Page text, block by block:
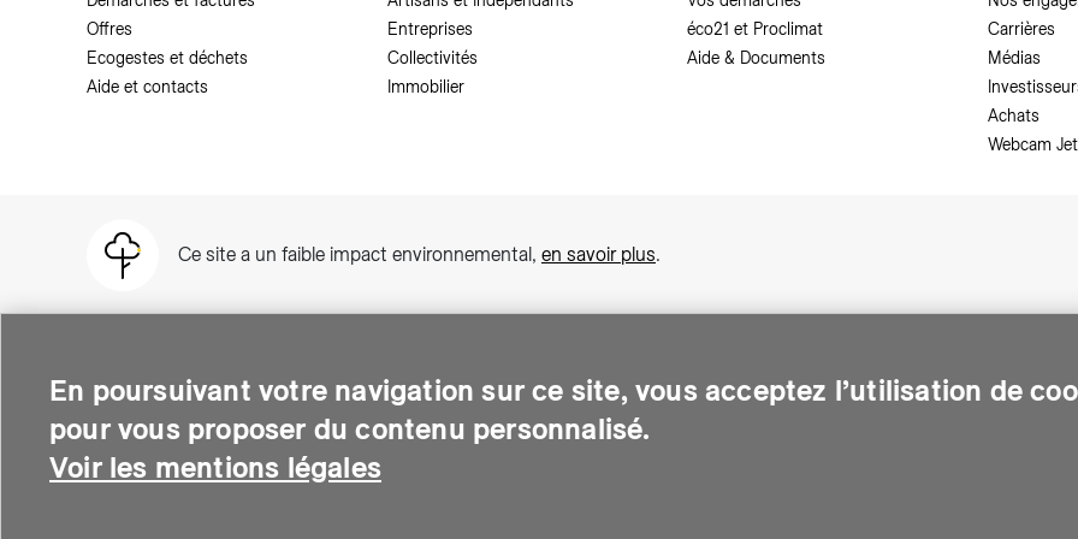
En poursuivant votre navigation sur ce site, vous acceptez l’utilisation de
pour vous proposer du contenu personnalisé.
Voir les mentions légales
Offres
Ecogestes et déchets
Aide et contacts
Entreprises
Collectivités
Immobilier
éco21 et Proclimat
Aide & Documents
Carrières
Médias
Achats
Webcam
Ce site a un faible impact environnemental, en savoir plus.
SIG est une entreprise suisse au service de plus de 500 000 personnes sur le canton de Genève. Chaque jour, elle leur assure des
thermique et soutient le développement des quartiers intelligents pour Genève. Elle traite les eaux usées, valorise les déchets et
environnementale.© Copyright SIG 2026
Mentions légales